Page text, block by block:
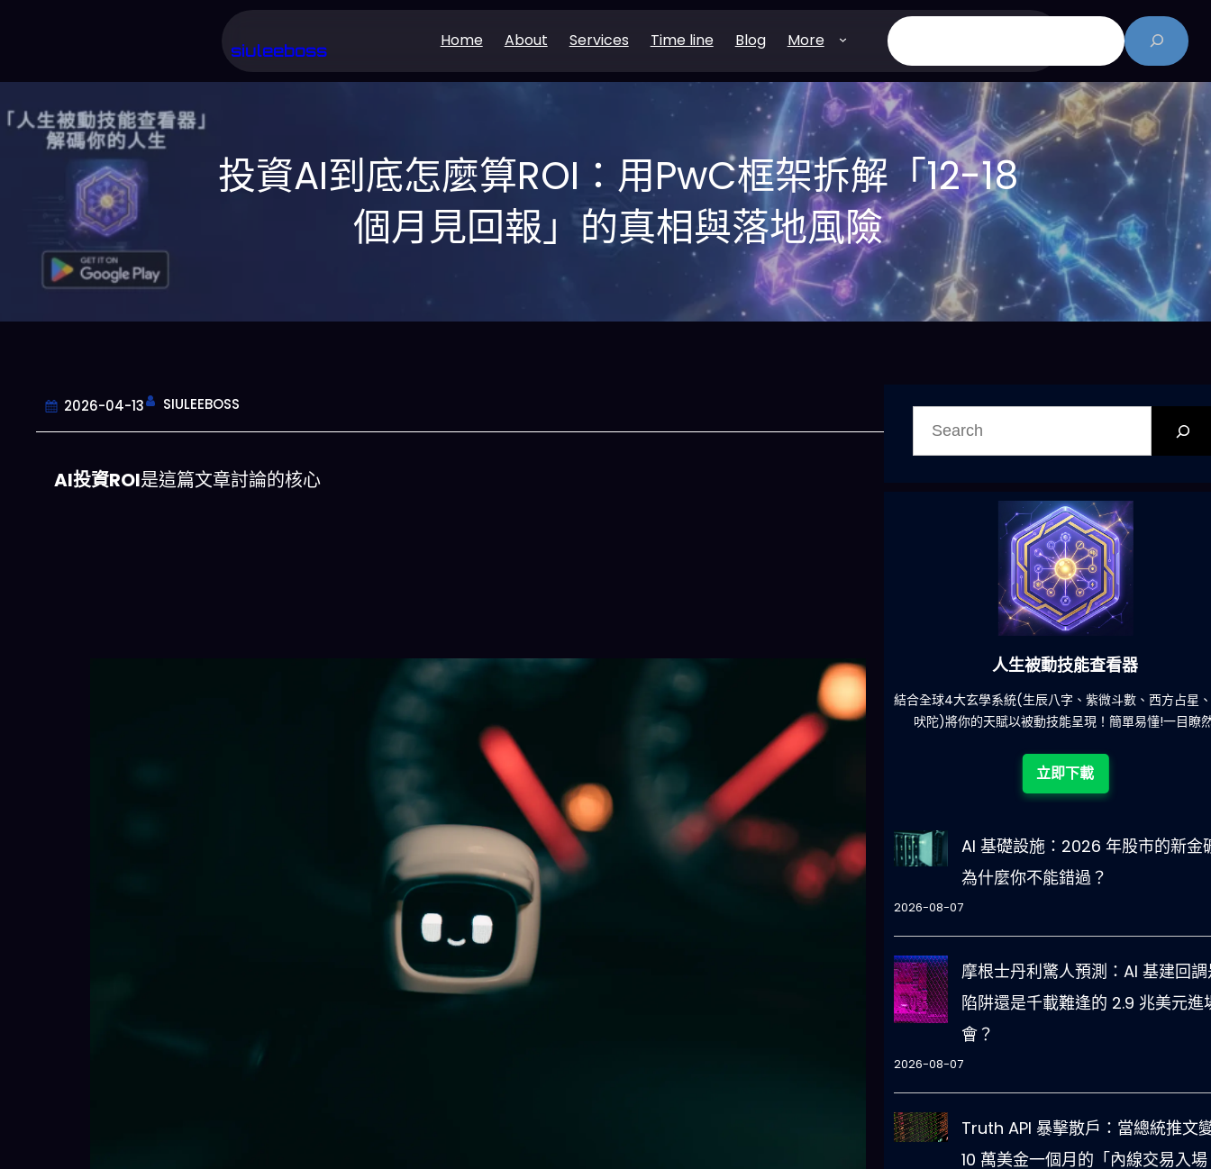
主
要
siuleeboss Home About Services Time line Blog More
搜
尋
投資AI到底怎麼算ROI：用PwC框架拆解「12-18
個月見回報」的真相與落地風險
2026-04-13 SIULEEBOSS
AI投資ROI是這篇文章討論的核心
今晚吃什麽
一鍵配搭出三餸一湯的完美晚餐組合,以後免除晚餐吃什麽的煩
立即下載
人生被動技能查看器
結合全球4大玄學系統(生辰八字、紫微斗數、西方占星
吠陀)將你的天賦以被動技能呈現！簡單易懂!一目瞭
立即下載
AI 基礎設施：2026 年股市的新金
為什麼你不能錯過？
2026-08-07
摩根士丹利驚人預測：AI 基建回
陷阱還是千載難逢的 2.9 兆美元進
會？
2026-08-07
Truth API 暴擊散戶：當總統推文
10 萬美金一個月的「內線交易入場